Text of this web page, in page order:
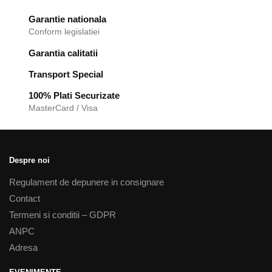
Garantie nationala
Conform legislatiei
Garantia calitatii
Transport Special
100% Plati Securizate
MasterCard / Visa
Despre noi
Regulament de depunere in consignare
Contact
Termeni si conditii – GDPR
ANPC
Adresa